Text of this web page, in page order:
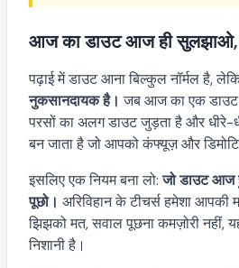
आज का डाउट आज ही सुलझाओ,
पढ़ाई में डाउट आना बिल्कुल नॉर्मल है,
नुकसानदायक है। जब आज का एक डाउट
परसों का अलग डाउट जुड़ता है और धीरे-
बन जाता है जो आपको कंफ्यूज़ और
इसलिए एक नियम बना लो:जो डाउट
पूछो। अरिविहान के टीचर्स हमेशा आपकी
झिझको मत, सवाल पूछना कमज़ोरी नहीं,
निशानी है।